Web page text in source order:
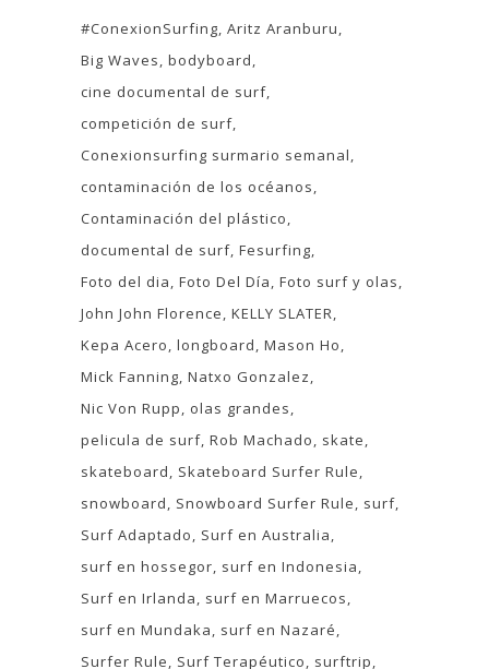
#ConexionSurfing Aritz Aranburu
Big Waves bodyboard
cine documental de surf
competición de surf
Conexionsurfing surmario semanal
contaminación de los océanos
Contaminación del plástico
documental de surf Fesurfing
Foto del dia Foto Del Día Foto surf y olas
John John Florence KELLY SLATER
Kepa Acero longboard Mason Ho
Mick Fanning Natxo Gonzalez
Nic Von Rupp
olas grandes
pelicula de surf Rob Machado
skate
skateboard
Skateboard Surfer Rule
snowboard
Snowboard Surfer Rule
surf
Surf Adaptado
Surf en Australia
surf en hossegor surf en Indonesia
Surf en Irlanda
surf en Marruecos
surf en Mundaka
surf en Nazaré
Surfer Rule
Surf Terapéutico surftrip